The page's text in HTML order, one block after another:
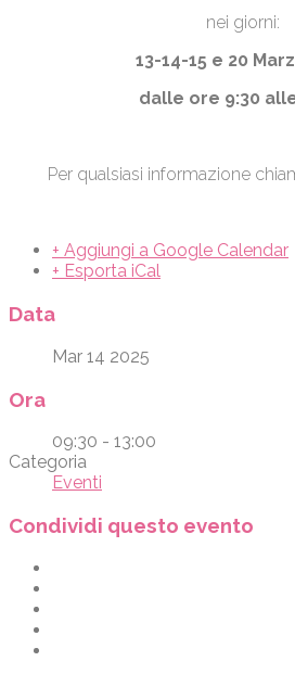
nei giorni:
13-14-15 e 20
dalle ore 9:30
Per qualsiasi informazione
+ Aggiungi a Google Calendar
+ Esporta iCal
Data
Mar 14 2025
Ora
09:30 - 13:00
Categoria
Eventi
Condividi questo evento